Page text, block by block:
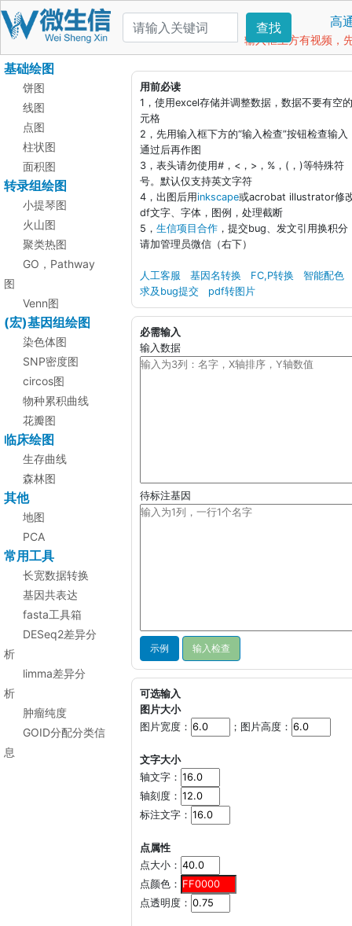
查找 高
输入框上方有视频，
基础绘图
饼图
线图
点图
柱状图
面积图
转录组绘图
小提琴图
火山图
聚类热图
GO，Pathway
图
Venn图
(宏)基因组绘图
染色体图
SNP密度图
circos图
物种累积曲线
花瓣图
临床绘图
生存曲线
森林图
其他
地图
PCA
常用工具
长宽数据转换
基因共表达
fasta工具箱
DESeq2差异分
析
limma差异分
析
肿瘤纯度
GOID分配分类信
息
用前必读
1，使用excel存储并调整数据，数据不要有空
元格
2，先用输入框下方的“输入检查”按钮检查输入
通过后再作图
3，表头请勿使用#，<，>，%，(，)等特殊符
号。默认仅支持英文字符
4，出图后用inkscape或acrobat illustrator修
df文字、字体，图例，处理截断
5， 生信项目合作 ，提交bug、发文引用换积分
请加管理员微信（右下）
人工客服 基因名转换 FC,P转换
智能配色
求及bug提交
pdf转图片
必需输入
输入数据
待标注基因
示例
可选输入
图片大小
图片宽度：
；图片高度：
文字大小
轴文字：
轴刻度：
标注文字：
点属性
点大小：
点颜色：
点透明度：